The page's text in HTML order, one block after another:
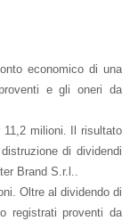
economico di una
e gli oneri da
11,2 milioni. Il risultato
di dividendi
Brand S.r.l..
Oltre al dividendo di
registrati proventi da